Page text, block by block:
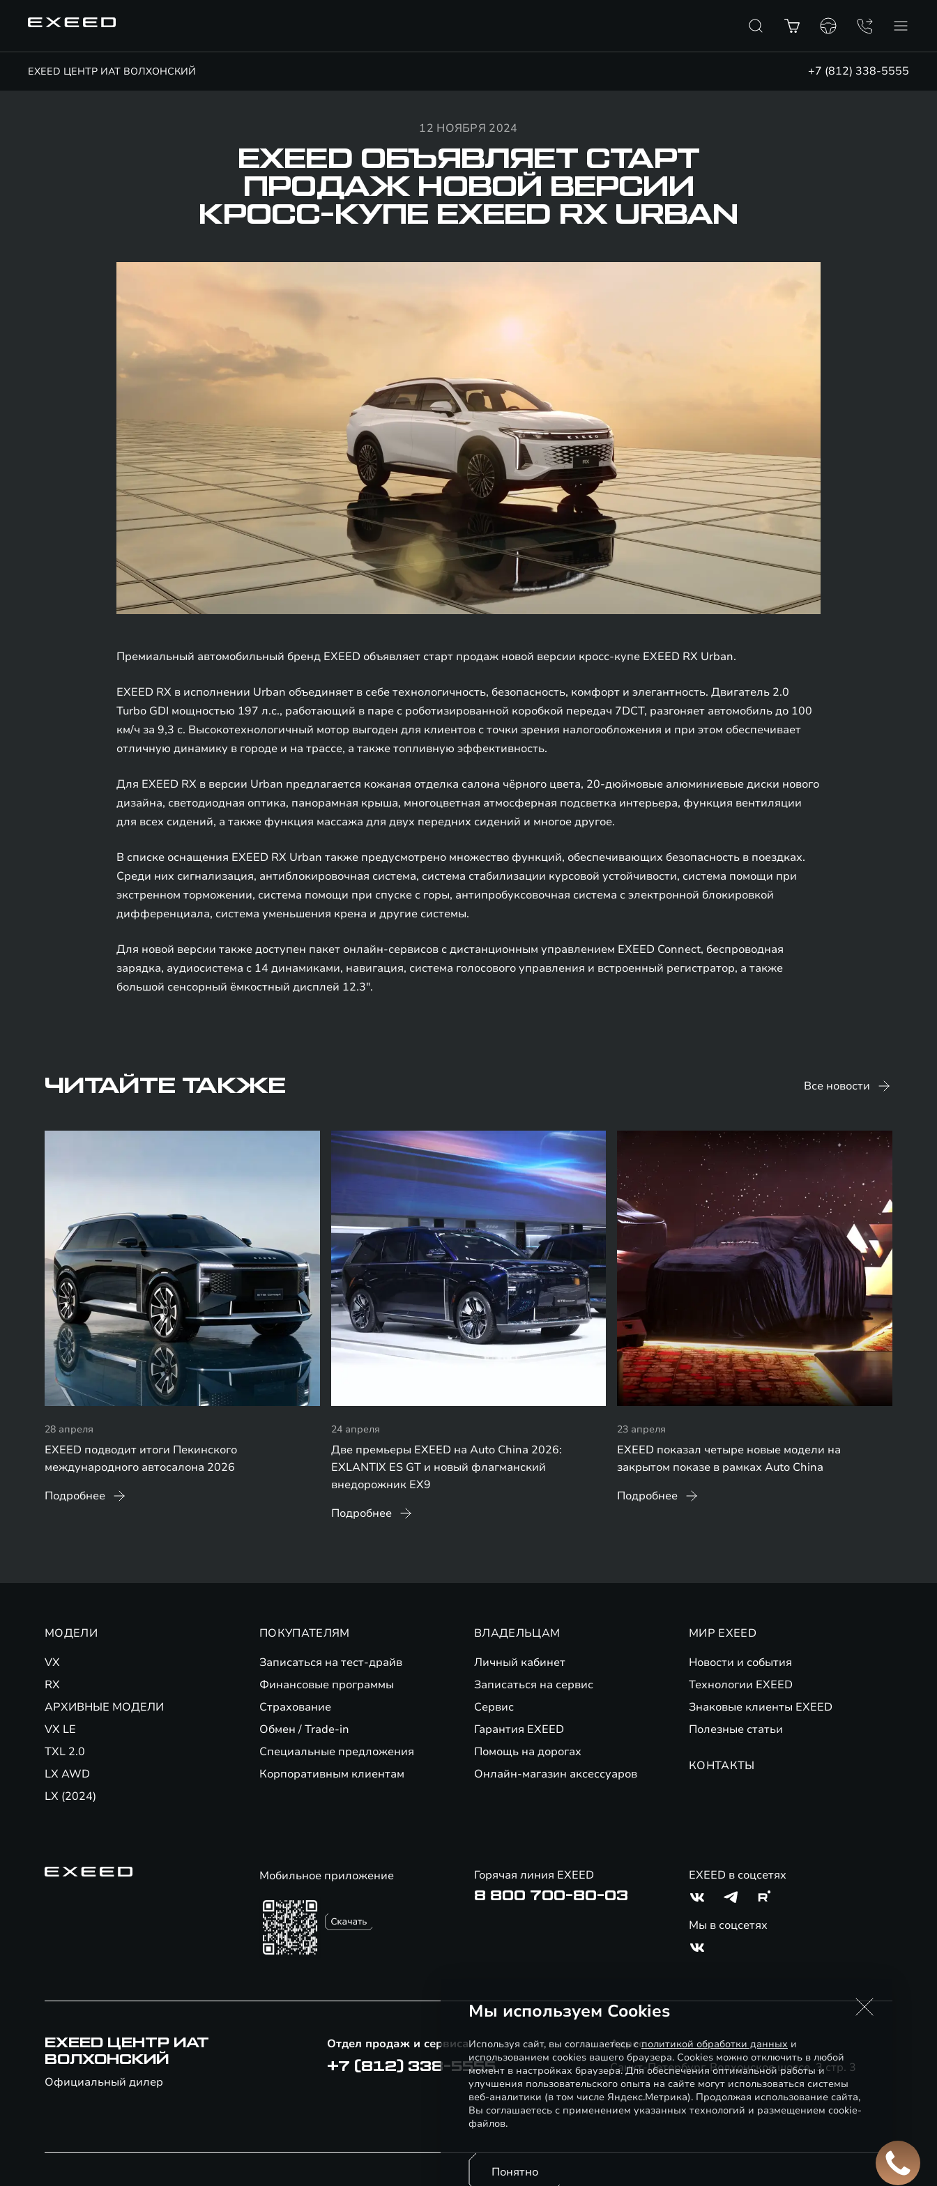
EXEED ЦЕНТР ИАТ ВОЛХОНСКИЙ +7 (812) 338-5555
12 НОЯБРЯ 2024
EXEED ОБЪЯВЛЯЕТ СТАРТ
ПРОДАЖ НОВОЙ ВЕРСИИ
КРОСС-КУПЕ EXEED RX URBAN
Премиальный автомобильный бренд EXEED объявляет старт продаж новой версии кросс-купе EXEED RX Urban.
EXEED RX в исполнении Urban объединяет в себе технологичность, безопасность, комфорт и элегантность. Двигатель 2.0
Turbo GDI мощностью 197 л.с., работающий в паре с роботизированной коробкой передач 7DCT, разгоняет автомобиль до 100
км/ч за 9,3 с. Высокотехнологичный мотор выгоден для клиентов с точки зрения налогообложения и при этом обеспечивает
отличную динамику в городе и на трассе, а также топливную эффективность.
Для EXEED RX в версии Urban предлагается кожаная отделка салона чёрного цвета, 20-дюймовые алюминиевые диски нового
дизайна, светодиодная оптика, панорамная крыша, многоцветная атмосферная подсветка интерьера, функция вентиляции
для всех сидений, а также функция массажа для двух передних сидений и многое другое.
В списке оснащения EXEED RX Urban также предусмотрено множество функций, обеспечивающих безопасность в поездках.
Среди них сигнализация, антиблокировочная система, система стабилизации курсовой устойчивости, система помощи при
экстренном торможении, система помощи при спуске с горы, антипробуксовочная система с электронной блокировкой
дифференциала, система уменьшения крена и другие системы.
Для новой версии также доступен пакет онлайн-сервисов с дистанционным управлением EXEED Connect, беспроводная
зарядка, аудиосистема с 14 динамиками, навигация, система голосового управления и встроенный регистратор, а также
большой сенсорный ёмкостный дисплей 12.3".
ЧИТАЙТЕ ТАКЖЕ Все новости
28 апреля
EXEED подводит итоги Пекинского
международного автосалона 2026
Подробнее
24 апреля
Две премьеры EXEED на Auto China 2026:
EXLANTIX ES GT и новый флагманский
внедорожник EX9
Подробнее
23 апреля
EXEED показал четыре новые модели на
закрытом показе в рамках Auto China
Подробнее
МОДЕЛИ
VX
RX
АРХИВНЫЕ МОДЕЛИ
VX LE
TXL 2.0
LX AWD
LX (2024)
ПОКУПАТЕЛЯМ
Записаться на тест-драйв
Финансовые программы
Страхование
Обмен / Trade-in
Специальные предложения
Корпоративным клиентам
ВЛАДЕЛЬЦАМ
Личный кабинет
Записаться на сервис
Сервис
Гарантия EXEED
Помощь на дорогах
Онлайн-магазин аксессуаров
МИР EXEED
Новости и события
Технологии EXEED
Знаковые клиенты EXEED
Полезные статьи
КОНТАКТЫ
Мобильное приложение Горячая линия EXEED
8 800 700-80-03
EXEED в соцсетях
Мы в соцсетях
EXEED ЦЕНТР ИАТ
ВОЛХОНСКИЙ
Официальный дилер
Отдел продаж и сервиса
+7 (812) 338-5555
Адрес
Санкт-Петербург, Волхонское шоссе, 3 стр. 3
Мы используем Cookies
Используя сайт, вы соглашаетесь сполитикой обработки данных и
использованием cookies вашего браузера. Cookies можно отключить в любой
момент в настройках браузера. Для обеспечения оптимальной работы и
улучшения пользовательского опыта на сайте могут использоваться системы
веб-аналитики (в том числе Яндекс.Метрика). Продолжая использование сайта,
Вы соглашаетесь с применением указанных технологий и размещением cookie-
файлов.
Понятно